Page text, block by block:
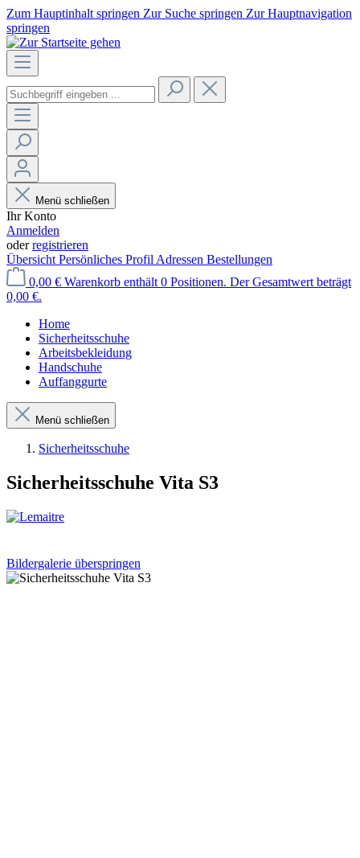
Zum Hauptinhalt springen Zur Suche springen Zur Hauptnavigation
springen
Menü schließen
Ihr Konto
Anmelden
oderregistrieren
Übersicht Persönliches Profil Adressen Bestellungen
0,00 € Warenkorb enthält 0 Positionen. Der Gesamtwert beträgt
0,00 €.
Home
Sicherheitsschuhe
Arbeitsbekleidung
Handschuhe
Auffanggurte
Menü schließen
Sicherheitsschuhe
Sicherheitsschuhe Vita S3
Bildergalerie überspringen